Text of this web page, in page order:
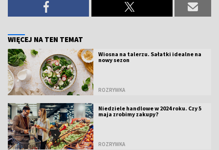
WIĘCEJ NA TEN TEMAT
Wiosna na talerzu. Sałatki idealne na
nowy sezon
ROZRYWKA
Niedziele handlowe w 2024 roku. Czy 5
maja zrobimy zakupy?
ROZRYWKA